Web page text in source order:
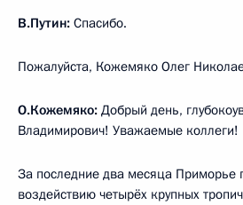
В.Путин: Спасибо.
Пожалуйста, Кожемяко Олег
О.Кожемяко: Добрый день,
Владимирович! Уважаемые коллеги!
За последние два месяца Приморье
воздействию четырёх крупных